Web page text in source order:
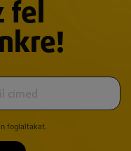
fel
foglaltakat.